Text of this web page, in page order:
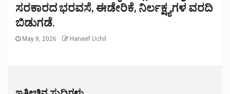
ಸರಕಾರದ ಭರವಸೆ, ಈಡೇರಿಕೆ, ನಿರ್ಲಕ್ಷ್ಯಗಳ ವರದಿ
ಬಿಡುಗಡೆ.
May 8, 2026 Haneef Uchil